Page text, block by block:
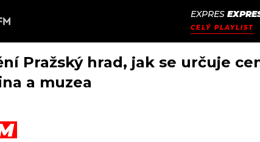
SEZNAM.CZ
EXPRES
CELÝ PLAYLIST
Pražský hrad, jak se určuje
a muzea